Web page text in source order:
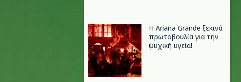
Η Ariana Grande ξεκινά
πρωτοβουλία για την
ψυχική υγεία!